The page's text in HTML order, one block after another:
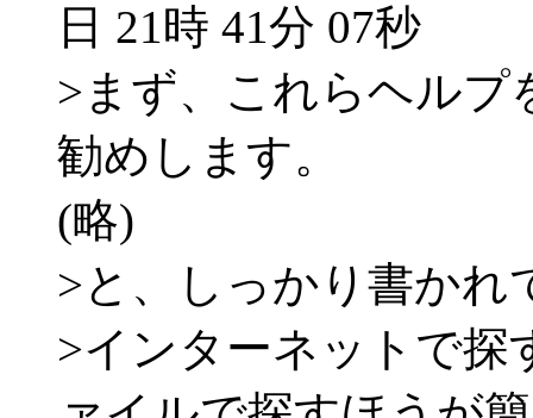
日 21時 41分 07秒
>まず、これらヘルプ
勧めします。
(略)
>と、しっかり書かれ
>インターネットで探